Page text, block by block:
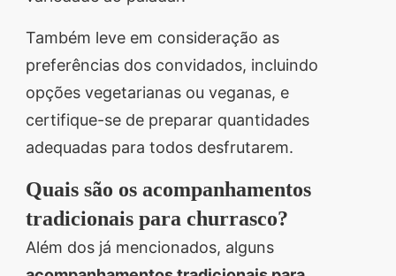
Também leve em consideração as
preferências dos convidados, incluindo
opções vegetarianas ou veganas, e
certifique-se de preparar quantidades
adequadas para todos desfrutarem.
Quais são os acompanhamentos
tradicionais para churrasco?
Além dos já mencionados, alguns